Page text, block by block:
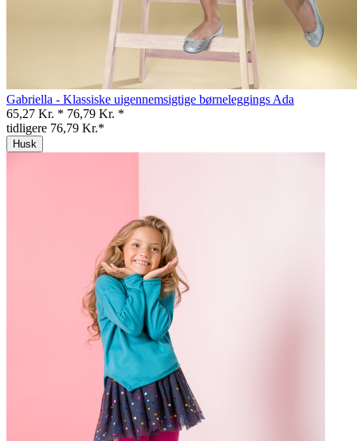
Gabriella - Klassiske uigennemsigtige børneleggings Ada
65,27 Kr. * 76,79 Kr. *
tidligere 76,79 Kr.*
Husk